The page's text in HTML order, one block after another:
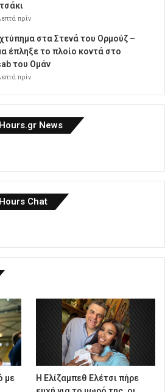
πρίν
στα Στενά του Ορμούζ –
έπληξε το πλοίο κοντά στο
του Ομάν
πρίν
News
Chat
με
Η Ελίζαμπεθ Ελέτσι πήρε